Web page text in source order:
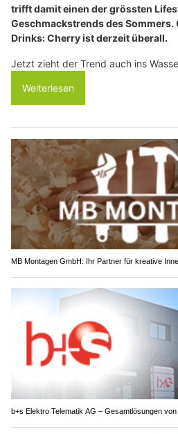
trifft damit einen der grössten
Geschmackstrends des Sommers.
Drinks: Cherry ist derzeit überall.
Jetzt zieht der Trend auch ins
Weiterlesen
MB Montagen GmbH: Ihr Partner für kreative
b+s Elektro Telematik AG – Gesamtlösungen